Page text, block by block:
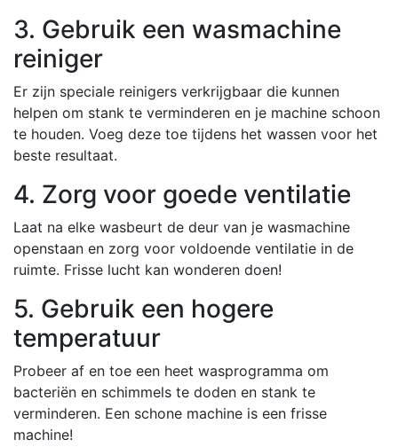
3. Gebruik een wasmachine
reiniger
Er zijn speciale reinigers verkrijgbaar die kunnen
helpen om stank te verminderen en je machine schoon
te houden. Voeg deze toe tijdens het wassen voor het
beste resultaat.
4. Zorg voor goede ventilatie
Laat na elke wasbeurt de deur van je wasmachine
openstaan en zorg voor voldoende ventilatie in de
ruimte. Frisse lucht kan wonderen doen!
5. Gebruik een hogere
temperatuur
Probeer af en toe een heet wasprogramma om
bacteriën en schimmels te doden en stank te
verminderen. Een schone machine is een frisse
machine!